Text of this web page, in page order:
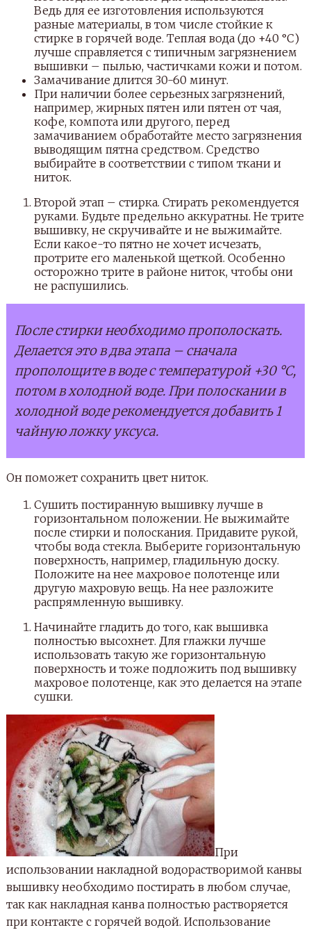
Ведь для ее изготовления используются
разные материалы, в том числе стойкие к
стирке в горячей воде. Теплая вода (до +40 °С)
лучше справляется с типичным загрязнением
вышивки – пылью, частичками кожи и потом.
Замачивание длится 30-60 минут.
При наличии более серьезных загрязнений,
например, жирных пятен или пятен от чая,
кофе, компота или другого, перед
замачиванием обработайте место загрязнения
выводящим пятна средством. Средство
выбирайте в соответствии с типом ткани и
ниток.
Второй этап – стирка. Стирать рекомендуется
руками. Будьте предельно аккуратны. Не трите
вышивку, не скручивайте и не выжимайте.
Если какое-то пятно не хочет исчезать,
протрите его маленькой щеткой. Особенно
осторожно трите в районе ниток, чтобы они
не распушились.
После стирки необходимо прополоскать.
Делается это в два этапа – сначала
прополощите в воде с температурой +30 °С,
потом в холодной воде. При полоскании в
холодной воде рекомендуется добавить 1
чайную ложку уксуса.
Он поможет сохранить цвет ниток.
Сушить постиранную вышивку лучше в
горизонтальном положении. Не выжимайте
после стирки и полоскания. Придавите рукой,
чтобы вода стекла. Выберите горизонтальную
поверхность, например, гладильную доску.
Положите на нее махровое полотенце или
другую махровую вещь. На нее разложите
распрямленную вышивку.
Начинайте гладить до того, как вышивка
полностью высохнет. Для глажки лучше
использовать такую же горизонтальную
поверхность и тоже подложить под вышивку
махровое полотенце, как это делается на этапе
сушки.
При
использовании накладной водорастворимой канвы
вышивку необходимо постирать в любом случае,
так как накладная канва полностью растворяется
при контакте с горячей водой. Использование